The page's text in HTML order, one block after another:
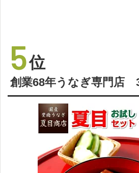
5位
創業68年うなぎ専門店